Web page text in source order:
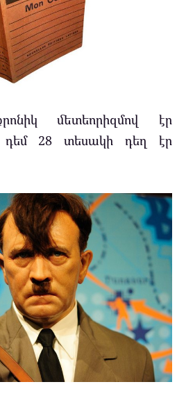
մետեորիզմով էր
28 տեսակի դեղ էր